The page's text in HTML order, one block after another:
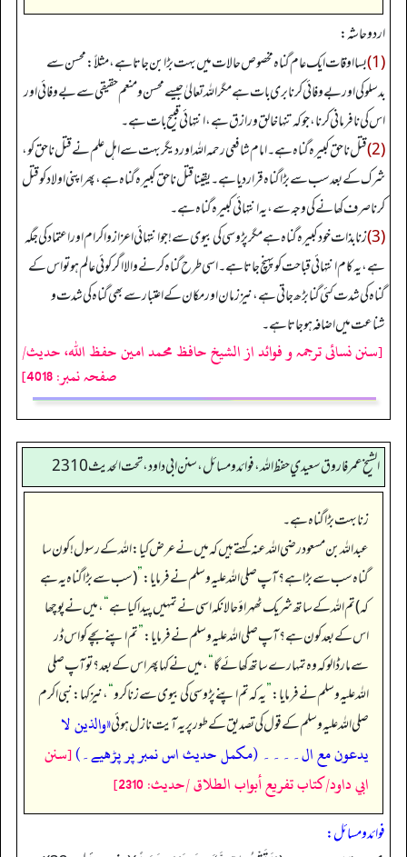
اردو حاشہ:
(1) بسا اوقات ایک عام گناہ مخصوص حالات میں بہت بڑا بن جاتا ہے، مثلاً: محسن سے
بدسلوکی اور بے وفائی کرنا بری بات ہے مگر اللہ تعالیٰ جیسے محسن و منعم حقیقی سے بے وفائی اور
اس کی نافرمانی کرنا، جو کہ تنہا خالق و رازق ہے، انتہائی قبیح بات ہے۔
(2) قتل ناحق کبیرہ گناہ ہے۔ امام شافعی رحمہ اللہ اور دیگر بہت سے اہل علم نے قتل ناحق کو،
شرک کے بعد سب سے بڑا گناہ قرار دیا ہے۔ یقینا قتل ناحق کبیرہ گناہ ہے، پھر اپنی اولاد کو قتل
کرنا صرف کھانے کی وجہ سے، یہ انتہائی کبیرہ گناہ ہے۔
(3) زنا بذات خود کبیرہ گناہ ہے مگر پڑوسی کی بیوی سے! جو انتہائی اعزاز و اکرام اور اعتماد کی جگہ
ہے، یہ کام انتہائی قباحت کو پہنچ جاتا ہے۔ اسی طرح گناہ کرنے والا اگر کوئی عالم ہو تو اس کے
گناہ کی شدت کئی گنا بڑھ جاتی ہے، نیز زمان اور مکان کے اعتبار سے بھی گناہ کی شدت و
شناعت میں اضافہ ہو جاتا ہے۔
[سنن نسائی ترجمہ و فوائد از الشیخ حافظ محمد امین حفظ اللہ، حدیث/
صفحہ نمبر: 4018]
الشيخ عمر فاروق سعيدي حفظ الله، فوائد و مسائل، سنن ابي داود ، تحت الحديث 2310
زنا بہت بڑا گناہ ہے۔
عبداللہ بن مسعود رضی اللہ عنہ کہتے ہیں کہ میں نے عرض کیا: اللہ کے رسول! کون سا
گناہ سب سے بڑا ہے؟ آپ صلی اللہ علیہ وسلم نے فرمایا:”(سب سے بڑا گناہ یہ ہے
کہ) تم اللہ کے ساتھ شریک ٹھہراؤ حالانکہ اسی نے تمہیں پیدا کیا ہے“، میں نے پوچھا
اس کے بعد کون ہے؟ آپ صلی اللہ علیہ وسلم نے فرمایا:”تم اپنے بچے کو اس ڈر
سے مار ڈالو کہ وہ تمہارے ساتھ کھائے گا“، میں نے کہا پھر اس کے بعد؟ تو آپ صلی
اللہ علیہ وسلم نے فرمایا:”یہ کہ تم اپنے پڑوسی کی بیوی سے زنا کرو“، نیز کہا: نبی اکرم
صلی اللہ علیہ وسلم کے قول کی تصدیق کے طور پر یہ آیت نازل ہوئی«والذين لا
يدعون مع ال۔۔۔۔ (مکمل حدیث اس نمبر پر پڑھیے۔)[سنن
ابي داود/كتاب تفريع أبواب الطلاق /حدیث: 2310]
فوائد ومسائل: